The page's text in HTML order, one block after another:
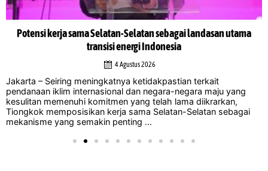
Potensi kerja sama Selatan-Selatan sebagai landasan utama
transisi energi Indonesia
4 Agustus 2026
Jakarta – Seiring meningkatnya ketidakpastian terkait
pendanaan iklim internasional dan negara-negara maju yang
kesulitan memenuhi komitmen yang telah lama diikrarkan,
Tiongkok memposisikan kerja sama Selatan-Selatan sebagai
mekanisme yang semakin penting ...